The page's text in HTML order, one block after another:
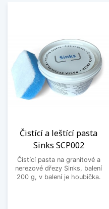
Čistící a leštící pasta
Sinks SCP002
Čistící pasta na granitové a
nerezové dřezy Sinks, balení
200 g, v balení je houbička.